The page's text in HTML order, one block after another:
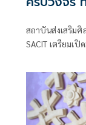
สถาบันส่งเสริม
SACIT เตรียมเ
สู่สากล ครอบค
สร้างสรรค์งาน
สากล